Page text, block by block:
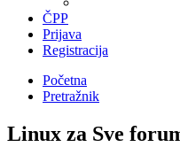
ČPP
Prijava
Registracija
Početna
Pretražnik
Linux za Sve